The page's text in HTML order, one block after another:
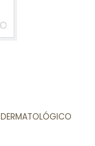
DERMATOLÓGICO